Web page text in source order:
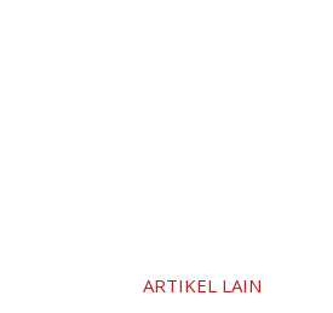
ARTIKEL LAIN